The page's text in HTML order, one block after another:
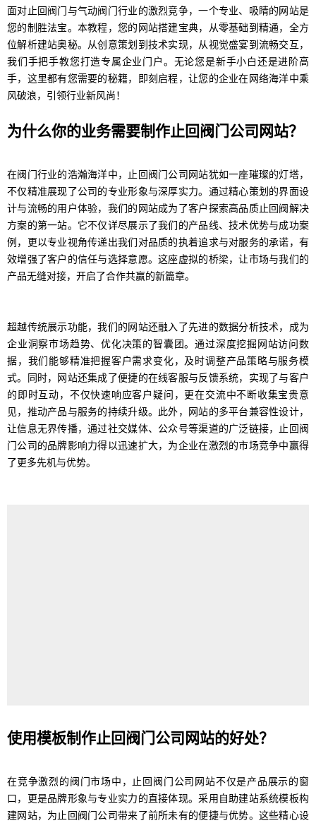
面对止回阀门与气动阀门行业的激烈竞争，一个专业、吸睛的网站是
您的制胜法宝。本教程，您的网站搭建宝典，从零基础到精通，全方
位解析建站奥秘。从创意策划到技术实现，从视觉盛宴到流畅交互，
我们手把手教您打造专属企业门户。无论您是新手小白还是进阶高
手，这里都有您需要的秘籍，即刻启程，让您的企业在网络海洋中乘
风破浪，引领行业新风尚！
为什么你的业务需要制作止回阀门公司网站？
在阀门行业的浩瀚海洋中，止回阀门公司网站犹如一座璀璨的灯塔，
不仅精准展现了公司的专业形象与深厚实力。通过精心策划的界面设
计与流畅的用户体验，我们的网站成为了客户探索高品质止回阀解决
方案的第一站。它不仅详尽展示了我们的产品线、技术优势与成功案
例，更以专业视角传递出我们对品质的执着追求与对服务的承诺，有
效增强了客户的信任与选择意愿。这座虚拟的桥梁，让市场与我们的
产品无缝对接，开启了合作共赢的新篇章。
超越传统展示功能，我们的网站还融入了先进的数据分析技术，成为
企业洞察市场趋势、优化决策的智囊团。通过深度挖掘网站访问数
据，我们能够精准把握客户需求变化，及时调整产品策略与服务模
式。同时，网站还集成了便捷的在线客服与反馈系统，实现了与客户
的即时互动，不仅快速响应客户疑问，更在交流中不断收集宝贵意
见，推动产品与服务的持续升级。此外，网站的多平台兼容性设计，
让信息无界传播，通过社交媒体、公众号等渠道的广泛链接，止回阀
门公司的品牌影响力得以迅速扩大，为企业在激烈的市场竞争中赢得
了更多先机与优势。
使用模板制作止回阀门公司网站的好处？
在竞争激烈的阀门市场中，止回阀门公司网站不仅是产品展示的窗
口，更是品牌形象与专业实力的直接体现。采用自助建站系统模板构
建网站，为止回阀门公司带来了前所未有的便捷与优势。这些精心设